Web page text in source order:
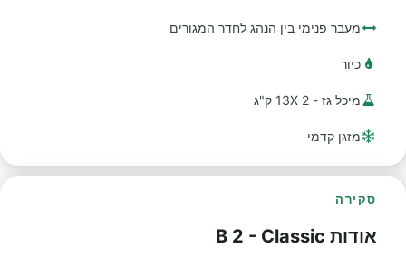
מעבר פנימי בין הנהג לחדר המגורים
כיור
מיכל גז - 2 13X ק"ג
מזגן קדמי
סקירה
אודות B 2 - Classic